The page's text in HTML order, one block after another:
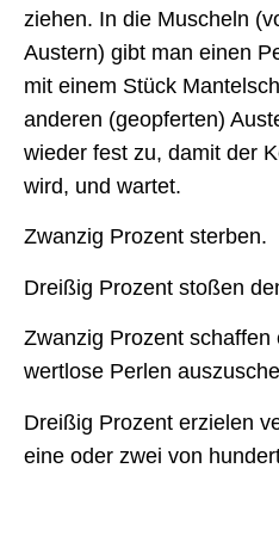
ziehen. In die Muscheln
Austern) gibt man einen
mit einem Stück
anderen (geopferten)
wieder fest zu, damit der
wird, und wartet.
Zwanzig Prozent sterben.
Dreißig Prozent stoßen
Zwanzig Prozent
wertlose Perlen
Dreißig Prozent erzielen
eine oder zwei von